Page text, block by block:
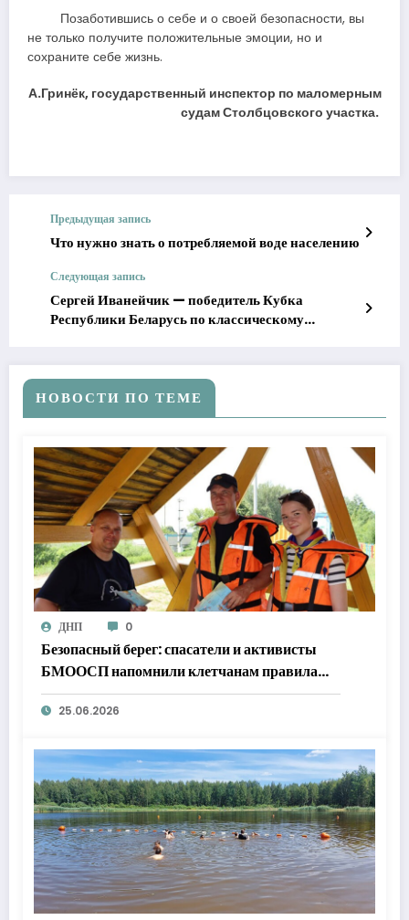
Позаботившись о себе и о своей безопасности, вы
не только получите положительные эмоции, но и
сохраните себе жизнь.
А.Гринёк, государственный инспектор по маломерным
судам Столбцовского участка.
Предыдущая запись
Что нужно знать о потребляемой воде населению
Следующая запись
Сергей Иванейчик — победитель Кубка
Республики Беларусь по классическому
НОВОСТИ ПО ТЕМЕ
ДНП 0
Безопасный берег: спасатели и активисты
БМООСП напомнили клетчанам правила
поведения у воды
25.06.2026